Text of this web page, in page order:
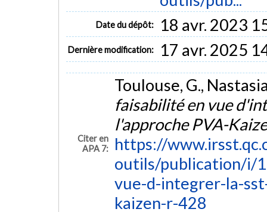
Date du dépôt: 18 avr. 2023
Dernière modification: 17 avr. 2025
Citer en
APA 7:
Toulouse, G.,
faisabilité en vue
l'approche PVA-
https://
outils/publication/i/
vue-d-integrer-la-
kaizen-r-428